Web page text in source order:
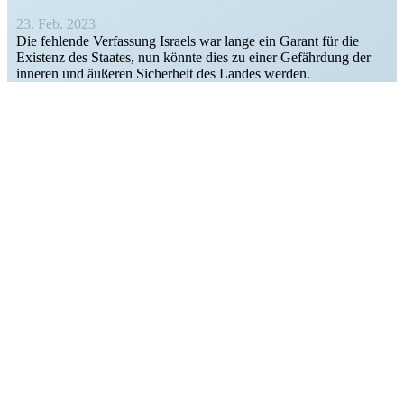
23. Feb. 2023
Die fehlende Verfassung Israels war lange ein Garant für die
Existenz des Staates, nun könnte dies zu einer Gefährdung der
inneren und äußeren Sicherheit des Landes werden.